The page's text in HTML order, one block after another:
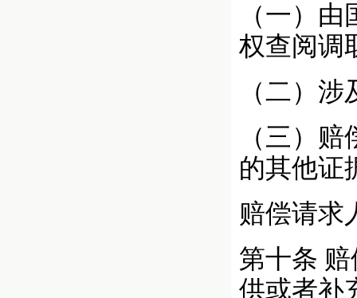
（一）
权查阅调
（二）
（三）
的其他证
赔偿请求
第十条
供或者补